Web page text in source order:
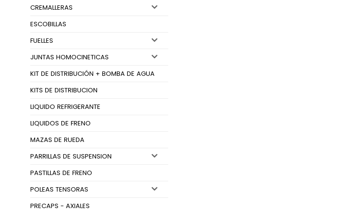
CREMALLERAS
ESCOBILLAS
FUELLES
JUNTAS HOMOCINETICAS
KIT DE DISTRIBUCIÓN + BOMBA DE AGUA
KITS DE DISTRIBUCION
LIQUIDO REFRIGERANTE
LIQUIDOS DE FRENO
MAZAS DE RUEDA
PARRILLAS DE SUSPENSION
PASTILLAS DE FRENO
POLEAS TENSORAS
PRECAPS - AXIALES